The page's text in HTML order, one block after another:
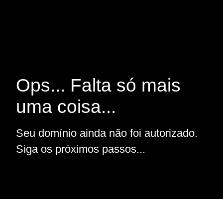
Ops... Falta só mais
uma coisa...
Seu domínio ainda não foi autorizado.
Siga os próximos passos...